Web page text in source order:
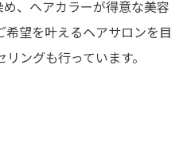
、ヘアカラーが得意な美容
望を叶えるヘアサロンを目
ングも行っています。